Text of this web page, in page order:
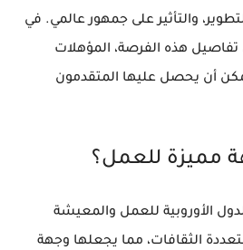
والتأثير على جمهور عالمي. في
هذه الفرصة، المؤهلات
يمكن أن يحصل عليها المتقدمون
مميزة للعمل؟
الأوروبية للعمل والمعيشة
الثقافات، مما يجعلها وجهة